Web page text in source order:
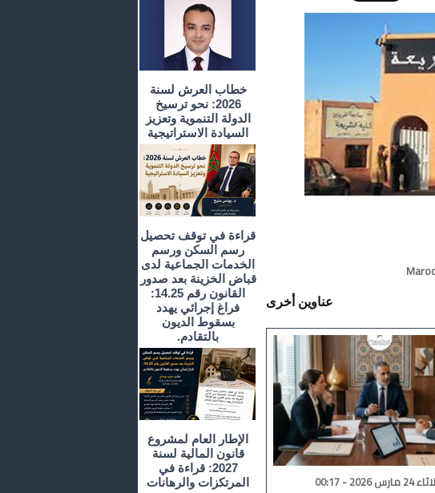
خطاب العرش لسنة
2026: نحو ترسيخ
الدولة التنموية وتعزيز
السيادة الاستراتيجية
قراءة في توقف تحصيل
رسم السكن ورسم
الخدمات الجماعية لدى
قباض الخزينة بعد صدور
القانون رقم 14.25:
فراغ إجرائي يهدد
بسقوط الديون
بالتقادم.
الإطار العام لمشروع
قانون المالية لسنة
2027: قراءة في
المرتكزات والرهانات
عناوين أخرى
مارس 2026 - 00:17